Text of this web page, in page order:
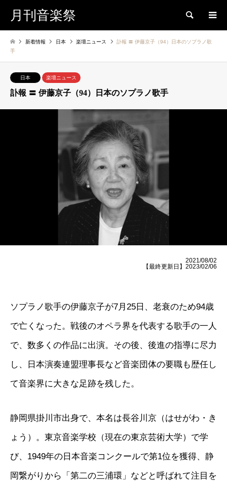
月刊音楽祭 検索
新着情報 日本 楽壇ニュース
訃報 〓 伊藤京子（94）日本のソプラノ歌
手
日本 楽壇ニュース
訃報 〓 伊藤京子（94）日本のソプラノ歌手
2021/08/02
【最終更新日】2023/02/06
ソプラノ歌手の伊藤京子が7月25日、老衰のため94歳
で亡くなった。戦後のオペラ界を代表する歌手の一人
で、数多くの作品に出演。その後、後進の指導に尽力
し、日本演奏連盟理事長など音楽団体の要職も歴任し
て音楽界に大きな足跡を残した。
静岡県掛川市出身で、本名は長谷川京（はせがわ・き
ょう）。東京音楽学校（現在の東京芸術大学）で学
び、1949年の日本音楽コンクールで第1位を獲得、静
岡繋がりから「第二の三浦環」などと呼ばれて注目を